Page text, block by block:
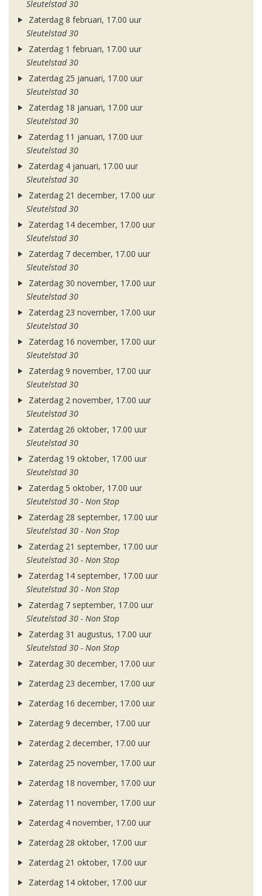
Sleutelstad 30
Zaterdag 8 februari, 17.00 uur
Sleutelstad 30
Zaterdag 1 februari, 17.00 uur
Sleutelstad 30
Zaterdag 25 januari, 17.00 uur
Sleutelstad 30
Zaterdag 18 januari, 17.00 uur
Sleutelstad 30
Zaterdag 11 januari, 17.00 uur
Sleutelstad 30
Zaterdag 4 januari, 17.00 uur
Sleutelstad 30
Zaterdag 21 december, 17.00 uur
Sleutelstad 30
Zaterdag 14 december, 17.00 uur
Sleutelstad 30
Zaterdag 7 december, 17.00 uur
Sleutelstad 30
Zaterdag 30 november, 17.00 uur
Sleutelstad 30
Zaterdag 23 november, 17.00 uur
Sleutelstad 30
Zaterdag 16 november, 17.00 uur
Sleutelstad 30
Zaterdag 9 november, 17.00 uur
Sleutelstad 30
Zaterdag 2 november, 17.00 uur
Sleutelstad 30
Zaterdag 26 oktober, 17.00 uur
Sleutelstad 30
Zaterdag 19 oktober, 17.00 uur
Sleutelstad 30
Zaterdag 5 oktober, 17.00 uur
Sleutelstad 30 - Non Stop
Zaterdag 28 september, 17.00 uur
Sleutelstad 30 - Non Stop
Zaterdag 21 september, 17.00 uur
Sleutelstad 30 - Non Stop
Zaterdag 14 september, 17.00 uur
Sleutelstad 30 - Non Stop
Zaterdag 7 september, 17.00 uur
Sleutelstad 30 - Non Stop
Zaterdag 31 augustus, 17.00 uur
Sleutelstad 30 - Non Stop
Zaterdag 30 december, 17.00 uur
Zaterdag 23 december, 17.00 uur
Zaterdag 16 december, 17.00 uur
Zaterdag 9 december, 17.00 uur
Zaterdag 2 december, 17.00 uur
Zaterdag 25 november, 17.00 uur
Zaterdag 18 november, 17.00 uur
Zaterdag 11 november, 17.00 uur
Zaterdag 4 november, 17.00 uur
Zaterdag 28 oktober, 17.00 uur
Zaterdag 21 oktober, 17.00 uur
Zaterdag 14 oktober, 17.00 uur